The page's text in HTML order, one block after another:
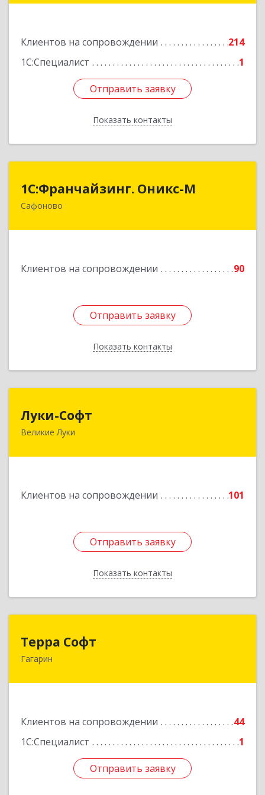
Клиентов на сопровождении
214
1С:Специалист
1
Отправить заявку
Показать контакты
Отправить заявку
Назад
1С:Франчайзинг. Оникс-М
Сафоново
Клиентов на сопровождении 90
Отправить заявку
Показать контакты
1С:Франчайзинг. Оникс-М
215500, Смоленская обл, Сафоновский р-н,
Отправить заявку
Назад
Луки-Софт
Великие Луки
Клиентов на сопровождении 101
Отправить заявку
Показать контакты
182113, Псковская обл, Великие Луки г,
Отправить заявку
Назад
Терра Софт
Гагарин
Клиентов на сопровождении
44
1С:Специалист
1
Отправить заявку
215010, Смоленская обл, Гагарин г, Ленина ул,
Отправить заявку